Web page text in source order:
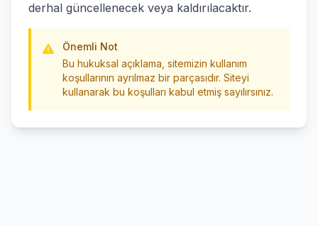
derhal güncellenecek veya kaldırılacaktır.
Önemli Not
Bu hukuksal açıklama, sitemizin kullanım
koşullarının ayrılmaz bir parçasıdır. Siteyi
kullanarak bu koşulları kabul etmiş sayılırsınız.